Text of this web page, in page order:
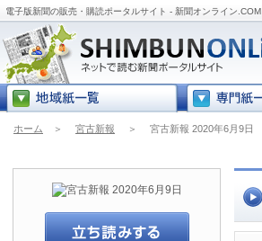
電子版新聞の販売・購読ポータルサイト - 新聞オンライン.COM
ホーム ＞ 宮古新報 ＞ 宮古新報 2020年6月9日